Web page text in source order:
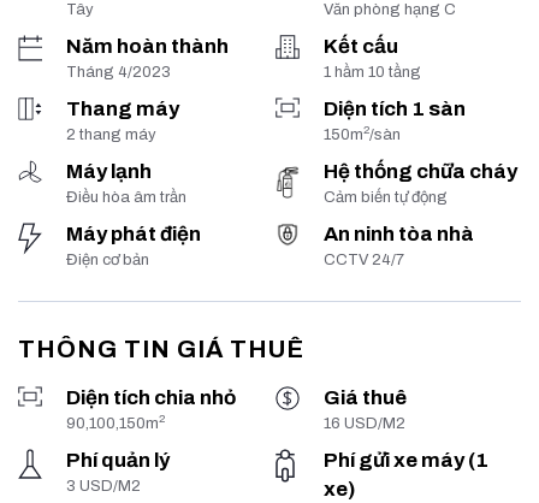
Tây Văn phòng hạng C
Năm hoàn thành
Tháng 4/2023
Kết cấu
1 hầm 10 tầng
Thang máy
2 thang máy
Diện tích 1 sàn
150m2/sàn
Máy lạnh
Điều hòa âm trần
Hệ thống chữa cháy
Cảm biến tự động
Máy phát điện
Điện cơ bản
An ninh tòa nhà
CCTV 24/7
THÔNG TIN GIÁ THUÊ
Diện tích chia nhỏ
90,100,150m2
Giá thuê
16 USD/M2
Phí quản lý
3 USD/M2
Phí gửi xe máy (1
xe)